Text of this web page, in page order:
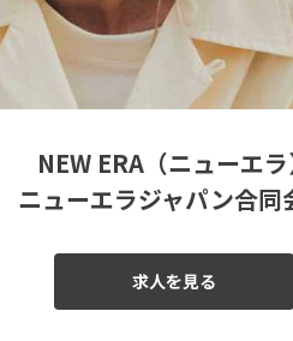
NEW ERA（ニューエラ
ニューエラジャパン合同
求人を見る